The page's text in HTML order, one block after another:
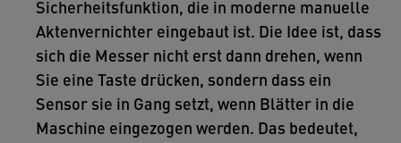
Sicherheitsfunktion, die in moderne manuelle
Aktenvernichter eingebaut ist. Die Idee ist, dass
sich die Messer nicht erst dann drehen, wenn
Sie eine Taste drücken, sondern dass ein
Sensor sie in Gang setzt, wenn Blätter in die
Maschine eingezogen werden. Das bedeutet,